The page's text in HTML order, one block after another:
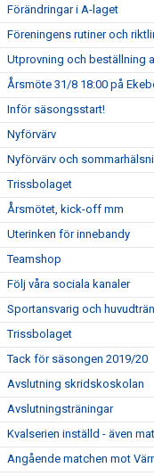
Förändringar i A-laget
Föreningens rutiner och
Utprovning och beställning
Årsmöte 31/8 18:00 på
Inför säsongsstart!
Nyförvärv
Nyförvärv och
Trissbolaget
Årsmötet, kick-off mm
Uterinken för innebandy
Teamshop
Följ våra sociala kanaler
Sportansvarig och
Trissbolaget
Tack för säsongen 2019/20
Avslutning skridskoskolan
Avslutningsträningar
Kvalserien inställd - även
Angående matchen mot